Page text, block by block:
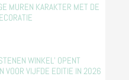
MUREN KARAKTER MET DE
WINKEL’ OPENT
VOOR VIJFDE EDITIE IN 2026